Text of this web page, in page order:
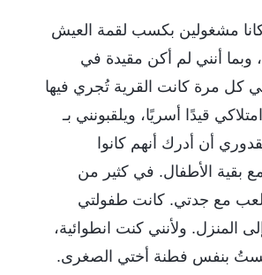
كانا مشغولين بكسب لقمة العيش
وبما أنني لم أكن مقيدة في
كل مرة كانت القرية تُجري فيها
قيدًا أسريًا، ويلقبونني بـ
أن أدرك أنهم كانوا
بقية الأطفال. في كثير من
ألعب مع جدتي. كانت طفولتي
المنزل. ولأنني كنت انطوائية،
ولستُ بنفس فطنة أختي الصغرى.